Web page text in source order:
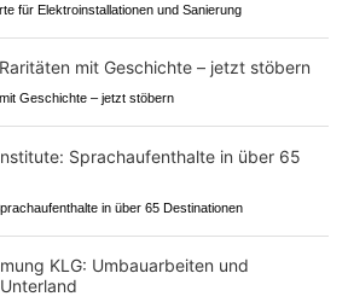
für Elektroinstallationen und Sanierung
Geschichte – jetzt stöbern
in über 65 Destinationen